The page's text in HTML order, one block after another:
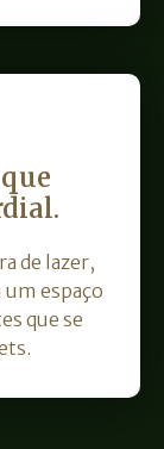
de lazer,
espaço
que se